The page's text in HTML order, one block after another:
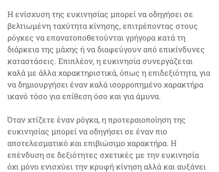
Η ενίσχυση της ευκινησίας μπορεί να οδηγήσει σε
βελτιωμένη ταχύτητα κίνησης, επιτρέποντας στους
ρόγκες να επανατοποθετούνται γρήγορα κατά τη
διάρκεια της μάχης ή να διαφεύγουν από επικίνδυνες
καταστάσεις. Επιπλέον, η ευκινησία συνεργάζεται
καλά με άλλα χαρακτηριστικά, όπως η επιδεξιότητα, για
να δημιουργήσει έναν καλά ισορροπημένο χαρακτήρα
ικανό τόσο για επίθεση όσο και για άμυνα.
Όταν χτίζετε έναν ρόγκα, η προτεραιοποίηση της
ευκινησίας μπορεί να οδηγήσει σε έναν πιο
αποτελεσματικό και επιβιώσιμο χαρακτήρα. Η
επένδυση σε δεξιότητες σχετικές με την ευκινησία
όχι μόνο ενισχύει την κρυφή κίνηση αλλά και αυξάνει